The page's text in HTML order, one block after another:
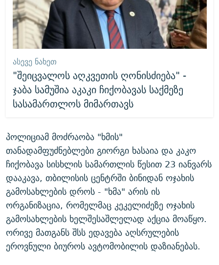
ᲐᲡᲔᲕᲔ ᲜᲐᲮᲔᲗ
"შეიცვალოს აღკვეთის ღონისძიება" -
ჯაბა სამუშია აკაკი ჩიქობავას საქმეზე
სასამართლოს მიმართავს
პოლიციამ მოძრაობა "ხმის"
თანადამფუძნებლები გიორგი ხასაია და კაკო
ჩიქობავა სისხლის სამართლის წესით 23 იანვარს
დააკავა, თბილისის ცენტრში ბინიდან ოჯახის
გამოსახლების დროს - "ხმა" არის ის
ორგანიზაცია, რომელმაც კეკელიძეზე ოჯახის
გამოსახლების ხელშესაშლელად აქცია მოაწყო.
ორივე მათგანს შსს ედავება აღსრულების
ეროვნული ბიუროს ავტომობილის დაზიანებას.